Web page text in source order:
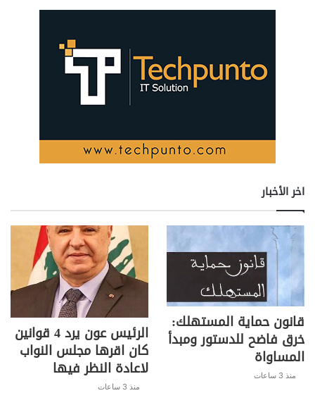
اخر الأخبار
قانون حماية المستهلك:
خرق فاضح للدستور ومبدأ
المساواة
منذ 3 ساعات
الرئيس عون يرد 4 قوانين
كان اقرها مجلس النواب
لاعادة النظر فيها
منذ 3 ساعات